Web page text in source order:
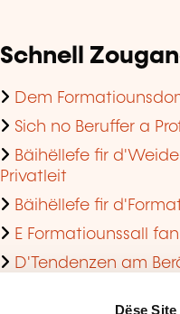
Dëse
Schnell
Dem
Sich no Beruffer a
Bäihëllefe fir
Privatleit
Bäihëllefe fir
E Formatiounssall
D'Tendenzen am